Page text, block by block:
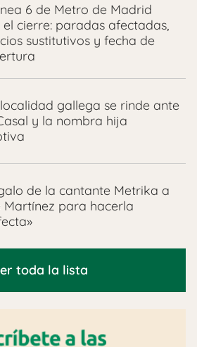
6 de Metro de Madrid
el cierre: paradas afectadas,
sustitutivos y fecha de
gallega se rinde ante
y la nombra hija
de la cantante Metrika a
Martínez para hacerla
toda la lista